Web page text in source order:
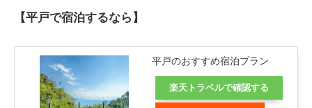
【平戸で宿泊するなら】
平戸のおすすめ宿泊プラン
楽天トラベルで確認する